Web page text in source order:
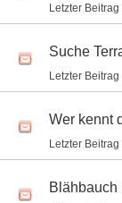
Letzter Beitrag
Suche
Letzter Beitrag
Wer kennt
Letzter Beitrag
Blähbauch